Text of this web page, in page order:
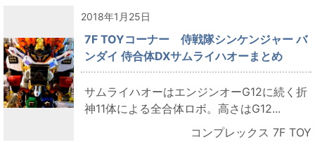
2018年1月25日
7F TOYコーナー 侍戦隊シンケンジャー バ
ンダイ 侍合体DXサムライハオーまとめ
サムライハオーはエンジンオーG12に続く折
神11体による全合体ロボ。高さはG12...
コンプレックス 7F TOY